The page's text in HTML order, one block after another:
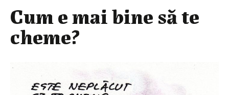
Cum e mai bine să te
cheme?